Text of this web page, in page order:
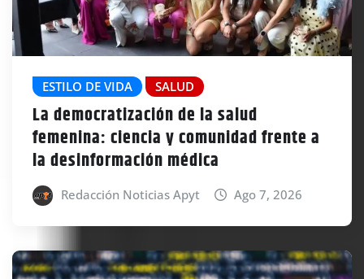
ESTILO DE VIDA SALUD
La democratización de la salud
femenina: ciencia y comunidad frente a
la desinformación médica
Redacción Noticias Apyt Ago 7, 2026